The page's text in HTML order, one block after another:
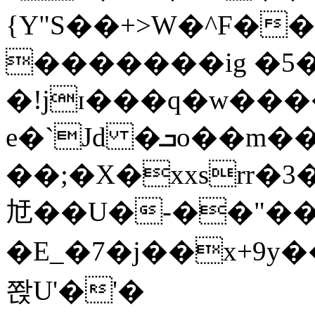
{Y"S��+>W�^F�
�������ig
e�`Jd �ܒo��m��1��d|
㝼��U�-
쫝U'�'�